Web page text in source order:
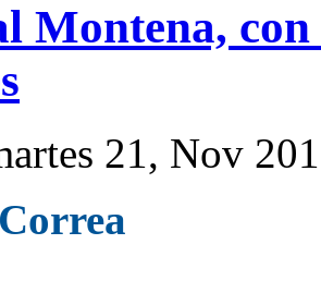
Montena, con
21, Nov